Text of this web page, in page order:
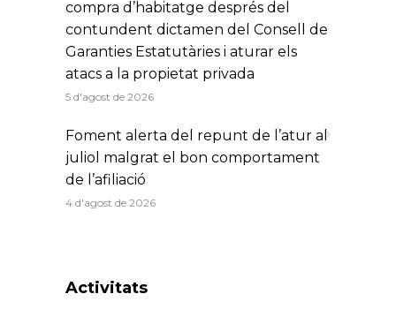
compra d’habitatge després del
contundent dictamen del Consell de
Garanties Estatutàries i aturar els
atacs a la propietat privada
5 d'agost de 2026
Foment alerta del repunt de l’atur al
juliol malgrat el bon comportament
de l’afiliació
4 d'agost de 2026
Activitats